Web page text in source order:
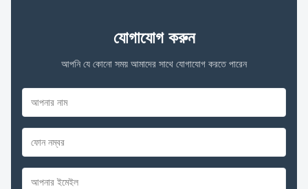
যোগাযোগ করুন
আপনি যে কোনো সময় আমাদের সাথে যোগাযোগ করতে পারেন